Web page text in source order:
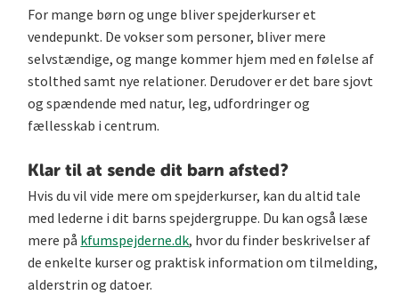
For mange børn og unge bliver spejderkurser et
vendepunkt. De vokser som personer, bliver mere
selvstændige, og mange kommer hjem med en følelse af
stolthed samt nye relationer. Derudover er det bare sjovt
og spændende med natur, leg, udfordringer og
fællesskab i centrum.
Klar til at sende dit barn afsted?
Hvis du vil vide mere om spejderkurser, kan du altid tale
med lederne i dit barns spejdergruppe. Du kan også læse
mere på kfumspejderne.dk, hvor du finder beskrivelser af
de enkelte kurser og praktisk information om tilmelding,
alderstrin og datoer.